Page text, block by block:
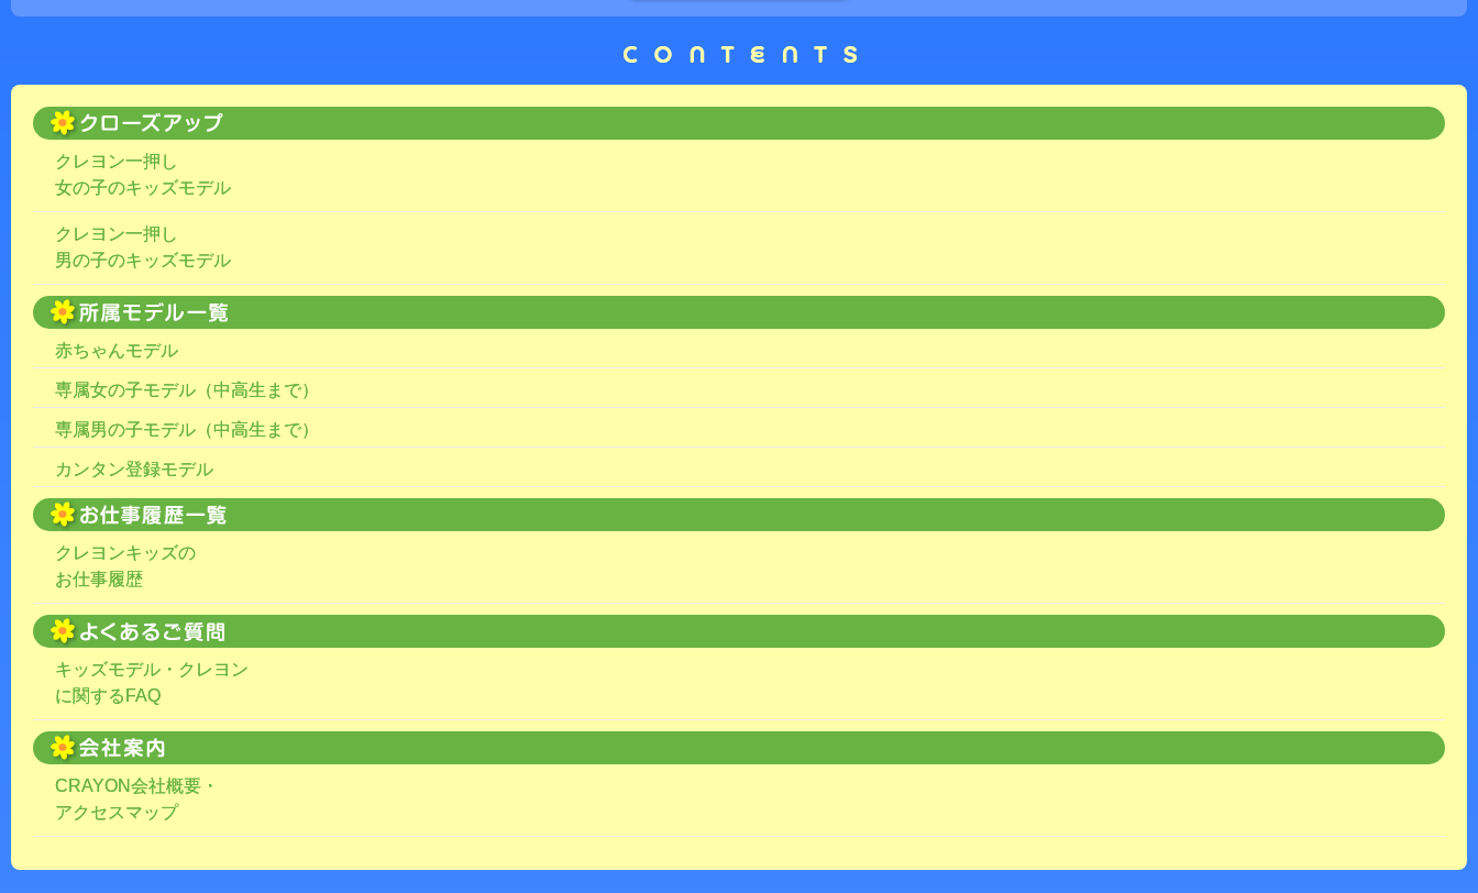
クレヨン一押し
女の子のキッズモデル
クレヨン一押し
男の子のキッズモデル
赤ちゃんモデル
専属女の子モデル（中高生まで）
専属男の子モデル（中高生まで）
カンタン登録モデル
クレヨンキッズの
お仕事履歴
キッズモデル・クレヨン
に関するFAQ
CRAYON会社概要・
アクセスマップ